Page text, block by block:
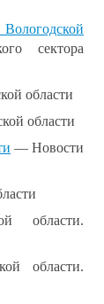
сектора
области
области
— Новости
области.
области.